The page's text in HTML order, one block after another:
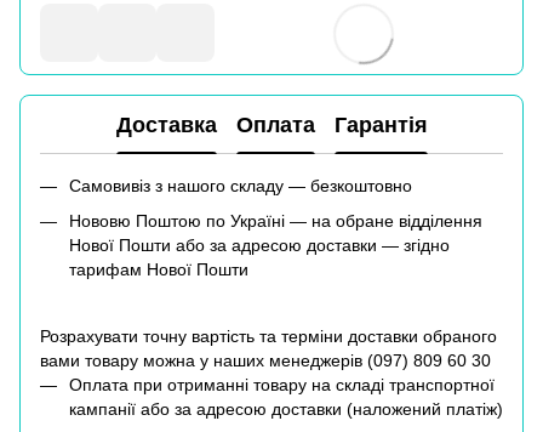
Доставка Оплата Гарантія
Самовивіз з нашого складу — безкоштовно
Нововю Поштою по Україні — на обране відділення
Нової Пошти або за адресою доставки — згідно
тарифам Нової Пошти
Розрахувати точну вартість та терміни доставки обраного
вами товару можна у наших менеджерів (097) 809 60 30
Оплата при отриманні товару на складі транспортної
кампанії або за адресою доставки (наложений платіж)